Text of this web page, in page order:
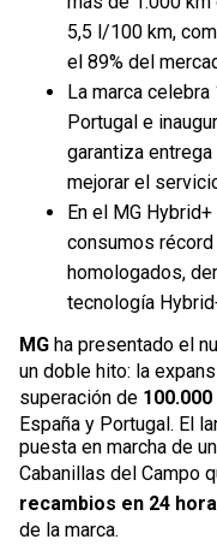
5,5 l/100 km,
el 89% del
La marca
Portugal e
garantiza
mejorar el
En el MG
consumos
homologados,
tecnología
MG ha presentado el
un doble hito: la
superación de
España y Portugal. El
puesta en marcha de
Cabanillas del Campo
recambios en 24
de la marca.